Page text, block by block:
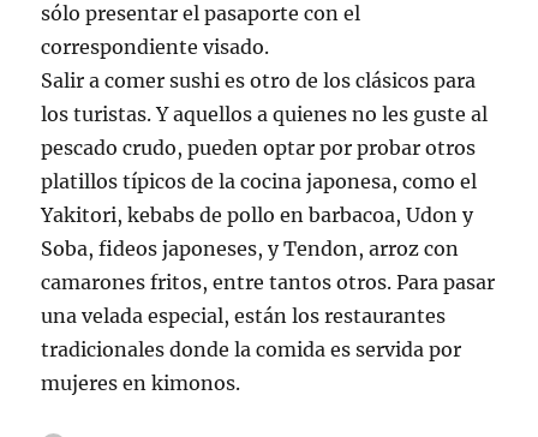
sólo presentar el pasaporte con el
correspondiente visado.
Salir a comer sushi es otro de los clásicos para
los turistas. Y aquellos a quienes no les guste al
pescado crudo, pueden optar por probar otros
platillos típicos de la cocina japonesa, como el
Yakitori, kebabs de pollo en barbacoa, Udon y
Soba, fideos japoneses, y Tendon, arroz con
camarones fritos, entre tantos otros. Para pasar
una velada especial, están los restaurantes
tradicionales donde la comida es servida por
mujeres en kimonos.